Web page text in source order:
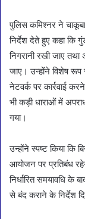
पुलिस कमिश्नर ने
निर्देश देते हुए कहा कि
निगरानी रखी जाए
जाए। उन्होंने विशेष
नेटवर्क पर कार्रवाई
भी कड़ी धाराओं में
गया।
उन्होंने स्पष्ट किया कि
आयोजन पर प्रतिबंध
निर्धारित समयावधि के
से बंद कराने के निर्देश